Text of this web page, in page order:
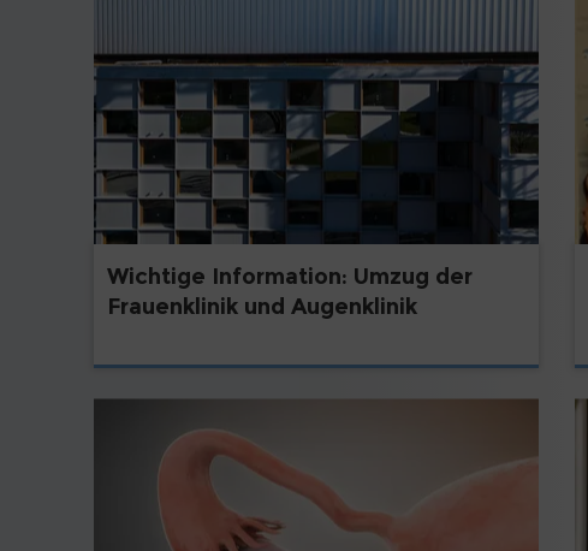
Wichtige Information: Umzug der
Frauenklinik und Augenklinik